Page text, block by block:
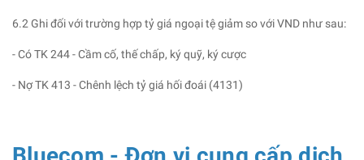
6.2 Ghi đối với trường hợp tỷ giá ngoại tệ giảm so với VND như sau:
- Có TK 244 - Cầm cố, thế chấp, ký quỹ, ký cược
- Nợ TK 413 - Chênh lệch tỷ giá hối đoái (4131)